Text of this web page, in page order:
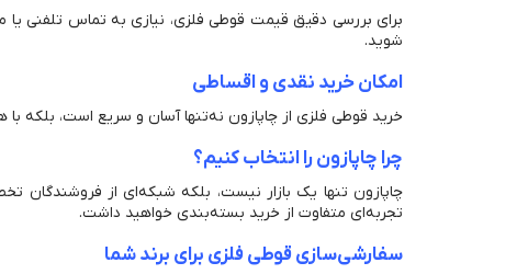
برای بررسی دقیق قیمت قوطی فلزی، نیازی به تماس تلفنی یا
شوید.
امکان خرید نقدی و اقساطی
خرید قوطی فلزی از چاپازون نه‌تنها آسان و سریع است، بلکه
چرا چاپازون را انتخاب کنیم؟
چاپازون تنها یک بازار نیست، بلکه شبکه‌ای از
تجربه‌ای متفاوت از خرید بسته‌بندی خواهید داشت.
سفارشی‌سازی قوطی فلزی برای برند شما